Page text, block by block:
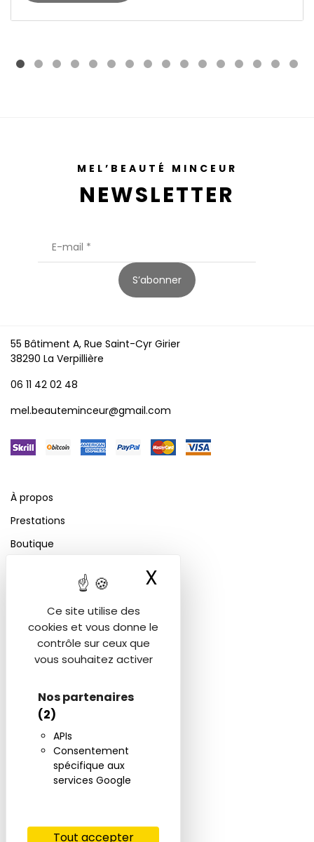
Ce site utilise des
cookies et vous donne le
contrôle sur ceux que
vous souhaitez activer
Nos partenaires
(2)
APIs
Consentement
spécifique aux
services Google
Tout accepter
X
MEL’BEAUTÉ MINCEUR
NEWSLETTER
S’abonner
55 Bâtiment A, Rue Saint-Cyr Girier
38290 La Verpillière
06 11 42 02 48
mel.beauteminceur@gmail.com
À propos
Prestations
Boutique
Prendre rendez-vous
Avant / aprés
Vidéos
Contact
Mentions légales
Politique de confidentialité